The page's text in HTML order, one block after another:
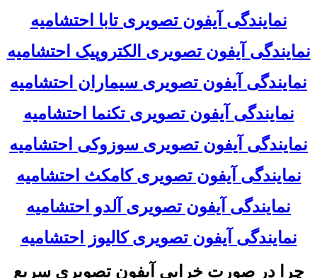
نمایندگی آیفون تصویری تابا احتشامیه
نمایندگی آیفون تصویری الکتروپیک احتشامیه
نمایندگی آیفون تصویری سیماران احتشامیه
نمایندگی آیفون تصویری تکنما احتشامیه
نمایندگی آیفون تصویری سوزوکی احتشامیه
نمایندگی آیفون تصویری کامکث احتشامیه
نمایندگی آیفون تصویری آلدو احتشامیه
نمایندگی آیفون تصویری کالیوز احتشامیه
چرا در صورت خرابی آیفون تصویری سریع